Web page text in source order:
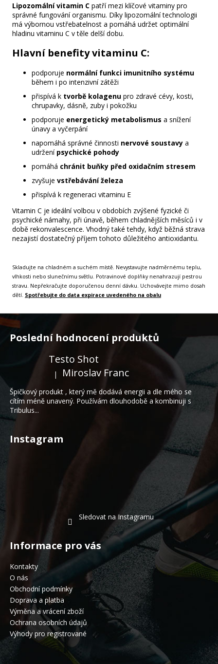
Lipozomální vitamin C patří mezi klíčové vitaminy pro
správné fungování organismu. Díky lipozomální technologii
má výbornou vstřebatelnost a pomáhá udržet optimální
hladinu vitaminu C v těle delší dobu.
Hlavní benefity vitaminu C:
podporuje normální funkci imunitního systému
během i po intenzivní zátěži
přispívá k tvorbě kolagenu pro zdravé cévy, kosti,
chrupavky, dásně, zuby i pokožku
podporuje energetický metabolismus a snížení
únavy a vyčerpání
napomáhá správné činnosti nervové soustavy a
udržení psychické pohody
pomáhá chránit buňky před oxidačním stresem
zvyšuje vstřebávání železa
přispívá k regeneraci vitaminu E
Vitamin C je ideální volbou v obdobích zvýšené fyzické či
psychické námahy, při únavě, během chladnějších měsíců i v
době rekonvalescence. Vhodný také tehdy, když běžná strava
nezajistí dostatečný příjem tohoto důležitého antioxidantu.
Skladujte na chladném a suchém místě. Nevystavujte nadměrnému teplu,
vlhkosti nebo slunečnímu světlu. Potravinové doplňky nenahrazují pestrou
stravu. Nepřekračujte doporučenou denní dávku. Uchovávejte mimo dosah
dětí. Spotřebujte do data expirace uvedeného na obalu
Z
á
í
Poslední hodnocení produktů
Testo Shot
Hodnocení produktu je 5 z 5 hvězdiček.
| Miroslav Franc
Špičkový produkt , který mě dodává energii a dle mého se
cítím méně unavený. Používám dlouhodobě a kombinuji s
Tribulus...
Instagram
Sledovat na Instagramu
Informace pro vás
Kontakty
O nás
Obchodní podmínky
Doprava a platba
Výměna a vrácení zboží
Ochrana osobních údajů
Výhody pro registrované